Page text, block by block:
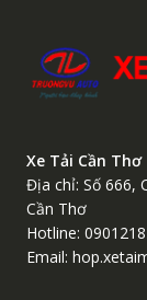
Xe Tải Cần Thơ
Địa chỉ: Số 666,
Cần Thơ
Hotline:
Email: